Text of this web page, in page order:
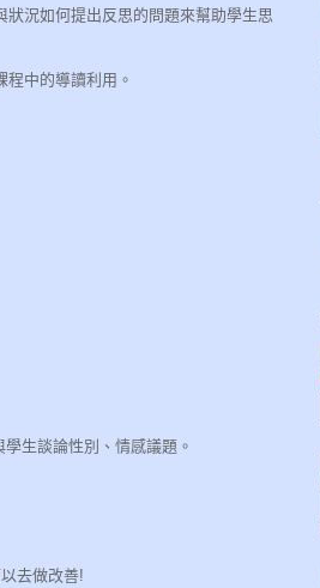
況如何提出反思的問題來幫助學生思
中的導讀利用。
生談論性別、情感議題。
去做改善!